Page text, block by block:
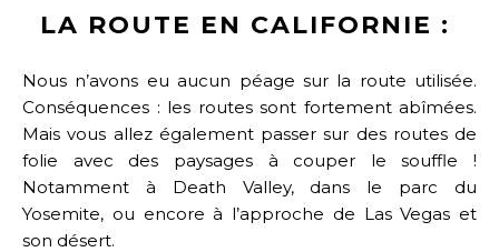
LA ROUTE EN CALIFORNIE :
Nous n’avons eu aucun péage sur la route utilisée.
Conséquences : les routes sont fortement abîmées.
Mais vous allez également passer sur des routes de
folie avec des paysages à couper le souffle !
Notamment à Death Valley, dans le parc du
Yosemite, ou encore à l’approche de Las Vegas et
son désert.